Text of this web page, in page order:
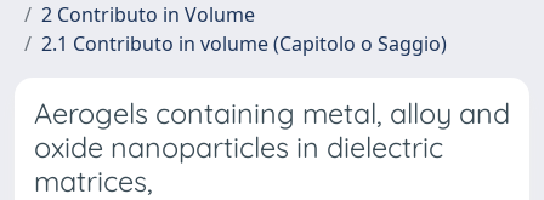
2 Contributo in Volume
2.1 Contributo in volume (Capitolo o Saggio)
Aerogels containing metal, alloy and
oxide nanoparticles in dielectric
matrices,